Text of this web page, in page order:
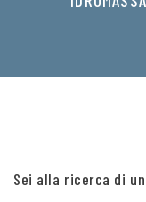
Sei alla ricerca di